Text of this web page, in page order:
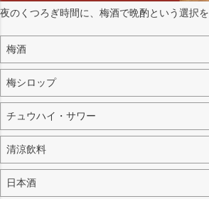
夜のくつろぎ時間に、梅酒で晩酌という選択を
梅酒
梅シロップ
チュウハイ・サワー
清涼飲料
日本酒